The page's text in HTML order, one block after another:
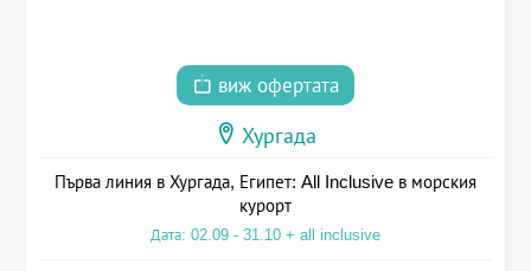
виж офертата
Хургада
Първа линия в Хургада, Египет: All Inclusive в морския
курорт
Дата: 02.09 - 31.10 + all inclusive